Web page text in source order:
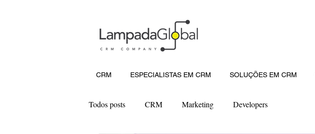
CRM ESPECIALISTAS EM CRM SOLUÇÕES EM CRM
Todos posts CRM Marketing Developers